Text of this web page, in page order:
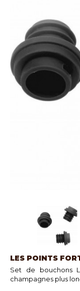
LES POINTS
Set de bouchons
champagnes plus